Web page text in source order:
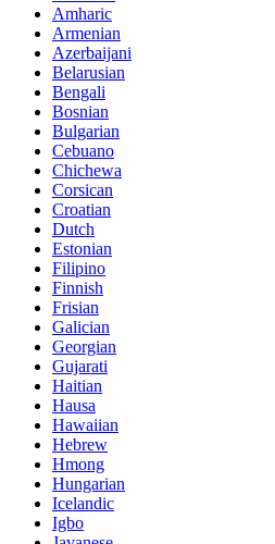
Amharic
Armenian
Azerbaijani
Belarusian
Bengali
Bosnian
Bulgarian
Cebuano
Chichewa
Corsican
Croatian
Dutch
Estonian
Filipino
Finnish
Frisian
Galician
Georgian
Gujarati
Haitian
Hausa
Hawaiian
Hebrew
Hmong
Hungarian
Icelandic
Igbo